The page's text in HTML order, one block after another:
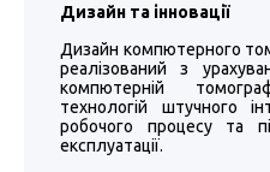
Дизайн та інновації
Дизайн компютерного
реалізований з
компютерній
технологій штучного
робочого процесу та
експлуатації.